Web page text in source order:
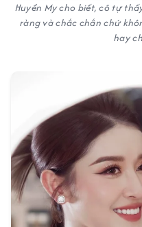
Huyền My cho biết, cô tự
ràng và chắc chắn chứ
hay